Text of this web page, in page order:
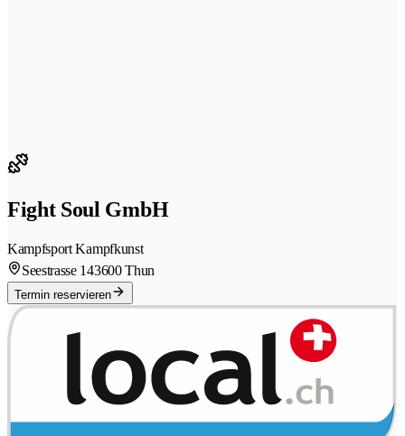
Fight Soul GmbH
Kampfsport Kampfkunst
Seestrasse 143600 Thun
Termin reservieren